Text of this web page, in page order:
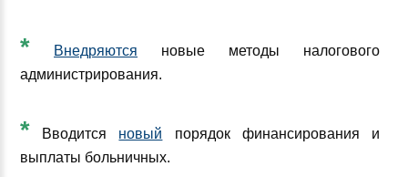
* Внедряются новые методы налогового
администрирования.
* Вводится новый порядок финансирования и
выплаты больничных.